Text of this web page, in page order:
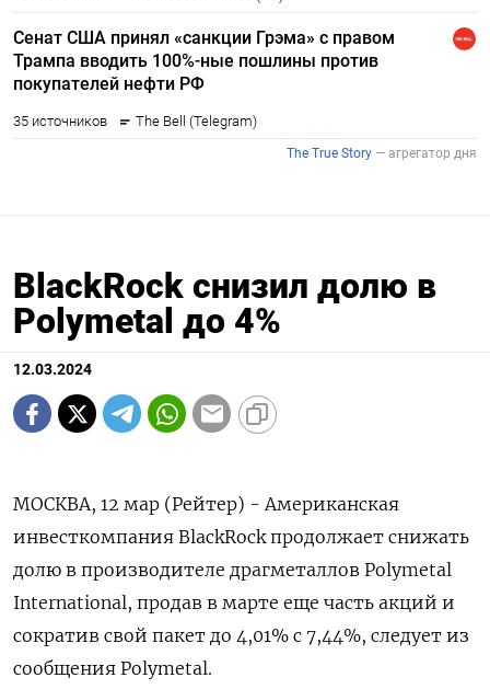
BlackRock снизил долю в
Polymetal до 4%
12.03.2024
МОСКВА, 12 мар (Рейтер) - Американская
инвесткомпания BlackRock продолжает снижать
долю в производителе драгметаллов Polymetal
International, продав в марте еще часть акций и
сократив свой пакет до 4,01% с 7,44%, следует из
сообщения Polymetal.